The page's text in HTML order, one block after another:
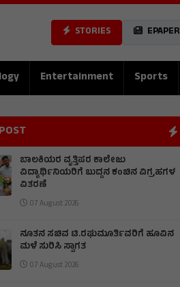
STORIES EPAPER
Entertainment Sports
ಬಾಲಕಿಯರ ವೃತ್ತಿಪರ ಕಾಲೇಜು
ವಿದ್ಯಾರ್ಥಿನಿಯರಿಗೆ ಬುದ್ದನ ಕಂಚಿನ ವಿಗ್ರಹಗಳ
ವಿತರಣೆ
07 August 2026
ನೂತನ ಸಚಿವ ಟಿ.ರಘುಮೂರ್ತಿವರಿಗೆ ಹೂವಿನ
ಮಳೆ ಸುರಿಸಿ ಸ್ವಾಗತ
07 August 2026